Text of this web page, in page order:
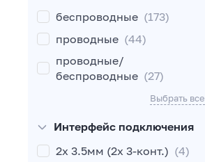
беспроводные (173)
проводные (44)
проводные/
беспроводные (27)
Выбрать все
Интерфейс подключения
2x 3.5мм (2x 3-конт.) (4)